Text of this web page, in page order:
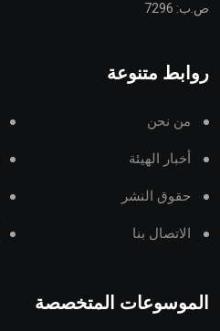
ص.ب: 7296
روابط متنوعة
من نحن
أخبار الهيئة
حقوق النشر
الاتصال بنا
الموسوعات المتخصصة